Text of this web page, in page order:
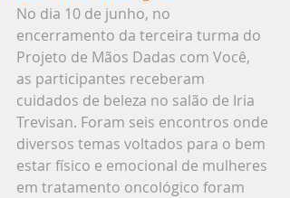
No dia 10 de junho, no
encerramento da terceira turma do
Projeto de Mãos Dadas com Você,
as participantes receberam
cuidados de beleza no salão de Iria
Trevisan. Foram seis encontros onde
diversos temas voltados para o bem
estar físico e emocional de mulheres
em tratamento oncológico foram